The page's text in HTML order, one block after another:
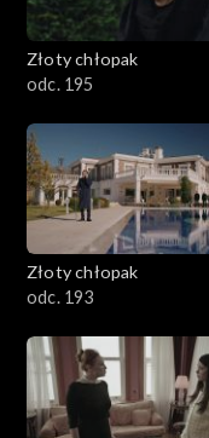
Złoty chłopak
odc. 195
Złoty chłopak
odc. 193